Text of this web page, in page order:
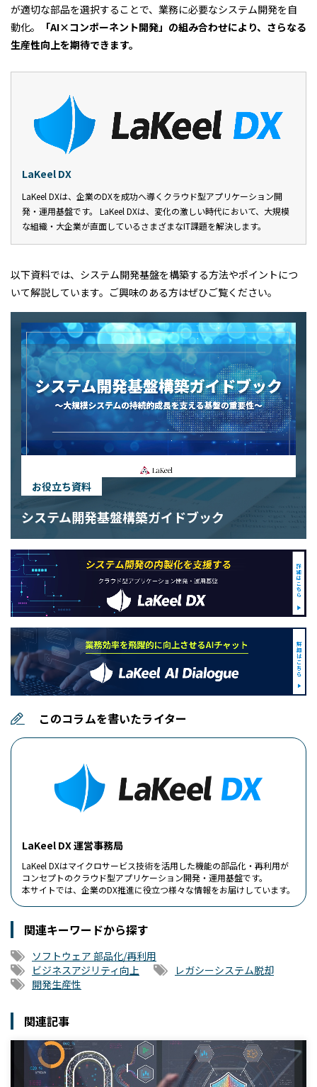
が適切な部品を選択することで、業務に必要なシステム開発を自
動化。
「AI×コンポーネント開発」の組み合わせにより、さらなる
生産性向上を期待できます。
LaKeel DX
LaKeel DXは、企業のDXを成功へ導くクラウド型アプリケーション開
発・運用基盤です。 LaKeel DXは、変化の激しい時代において、大規模
な組織・大企業が直面しているさまざまなIT課題を解決します。
以下資料では、システム開発基盤を構築する方法やポイントにつ
いて解説しています。ご興味のある方はぜひご覧ください。
お役立ち資料
システム開発基盤構築ガイドブック
このコラムを書いたライター
LaKeel DX 運営事務局
LaKeel DXはマイクロサービス技術を活用した機能の部品化・再利用が
コンセプトのクラウド型アプリケーション開発・運用基盤です。
本サイトでは、企業のDX推進に役立つ様々な情報をお届けしています。
関連キーワードから探す
ソフトウェア 部品化/再利用
ビジネスアジリティ向上
レガシーシステム脱却
開発生産性
関連記事